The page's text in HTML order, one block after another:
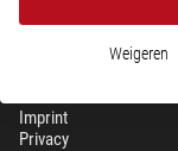
Imprint
Privacy
Weigeren